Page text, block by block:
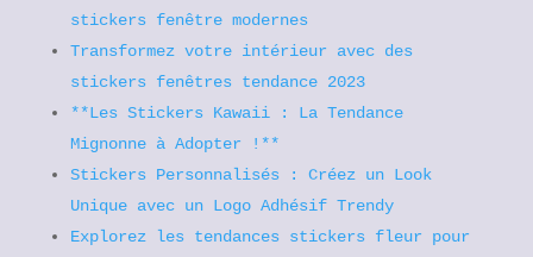
stickers fenêtre modernes
Transformez votre intérieur avec des
stickers fenêtres tendance 2023
**Les Stickers Kawaii : La Tendance
Mignonne à Adopter !**
Stickers Personnalisés : Créez un Look
Unique avec un Logo Adhésif Trendy
Explorez les tendances stickers fleur pour